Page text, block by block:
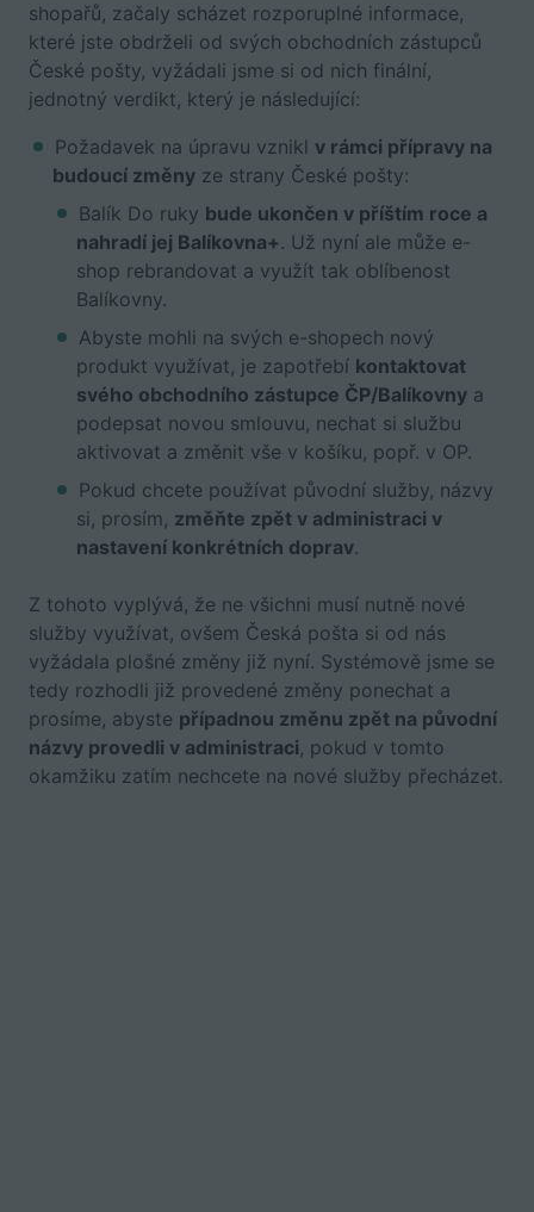
shopařů, začaly scházet rozporuplné informace,
které jste obdrželi od svých obchodních zástupců
České pošty, vyžádali jsme si od nich finální,
jednotný verdikt, který je následující:
Požadavek na úpravu vznikl v rámci přípravy na
budoucí změny ze strany České pošty:
Balík Do ruky bude ukončen v příštím roce a
nahradí jej Balíkovna+. Už nyní ale může e-
shop rebrandovat a využít tak oblíbenost
Balíkovny.
Abyste mohli na svých e-shopech nový
produkt využívat, je zapotřebí kontaktovat
svého obchodního zástupce ČP/Balíkovny a
podepsat novou smlouvu, nechat si službu
aktivovat a změnit vše v košíku, popř. v OP.
Pokud chcete používat původní služby, názvy
si, prosím, změňte zpět v administraci v
nastavení konkrétních doprav.
Z tohoto vyplývá, že ne všichni musí nutně nové
služby využívat, ovšem Česká pošta si od nás
vyžádala plošné změny již nyní. Systémově jsme se
tedy rozhodli již provedené změny ponechat a
prosíme, abyste případnou změnu zpět na původní
názvy provedli v administraci, pokud v tomto
okamžiku zatím nechcete na nové služby přecházet.